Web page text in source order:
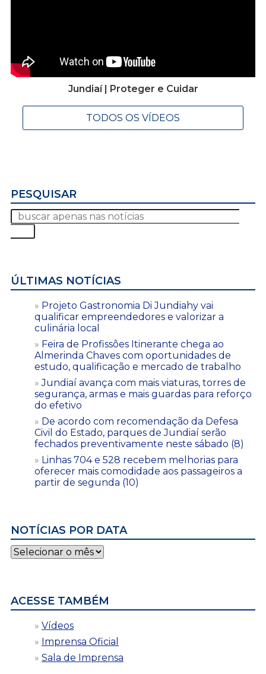
Jundiaí | Proteger e Cuidar
TODOS OS VÍDEOS
PESQUISAR
ÚLTIMAS NOTÍCIAS
Projeto Gastronomia Di Jundiahy vai
qualificar empreendedores e valorizar a
culinária local
Feira de Profissões Itinerante chega ao
Almerinda Chaves com oportunidades de
estudo, qualificação e mercado de trabalho
Jundiaí avança com mais viaturas, torres de
segurança, armas e mais guardas para reforço
do efetivo
De acordo com recomendação da Defesa
Civil do Estado, parques de Jundiaí serão
fechados preventivamente neste sábado (8)
Linhas 704 e 528 recebem melhorias para
oferecer mais comodidade aos passageiros a
partir de segunda (10)
NOTÍCIAS POR DATA
Notícias
por
ACESSE TAMBÉM
Vídeos
Imprensa Oficial
Sala de Imprensa